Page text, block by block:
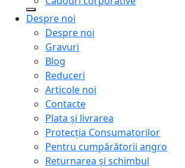
Despre noi
Despre noi
Gravuri
Blog
Reduceri
Articole noi
Contacte
Plata și livrarea
Protecţia Consumatorilor
Pentru cumpărătorii angro
Returnarea și schimbul